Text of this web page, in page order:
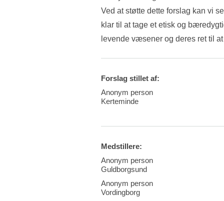
Ved at støtte dette forslag kan vi
klar til at tage et etisk og
levende væsener og deres ret til
Forslag stillet af:
Anonym person
Kerteminde
Medstillere:
Anonym person
Guldborgsund
Anonym person
Vordingborg